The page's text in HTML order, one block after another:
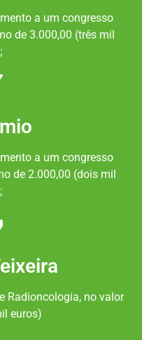
a um congresso
de 3.000,00 (três mil
a um congresso
de 2.000,00 (dois mil
Radioncologia, no valor
euros)